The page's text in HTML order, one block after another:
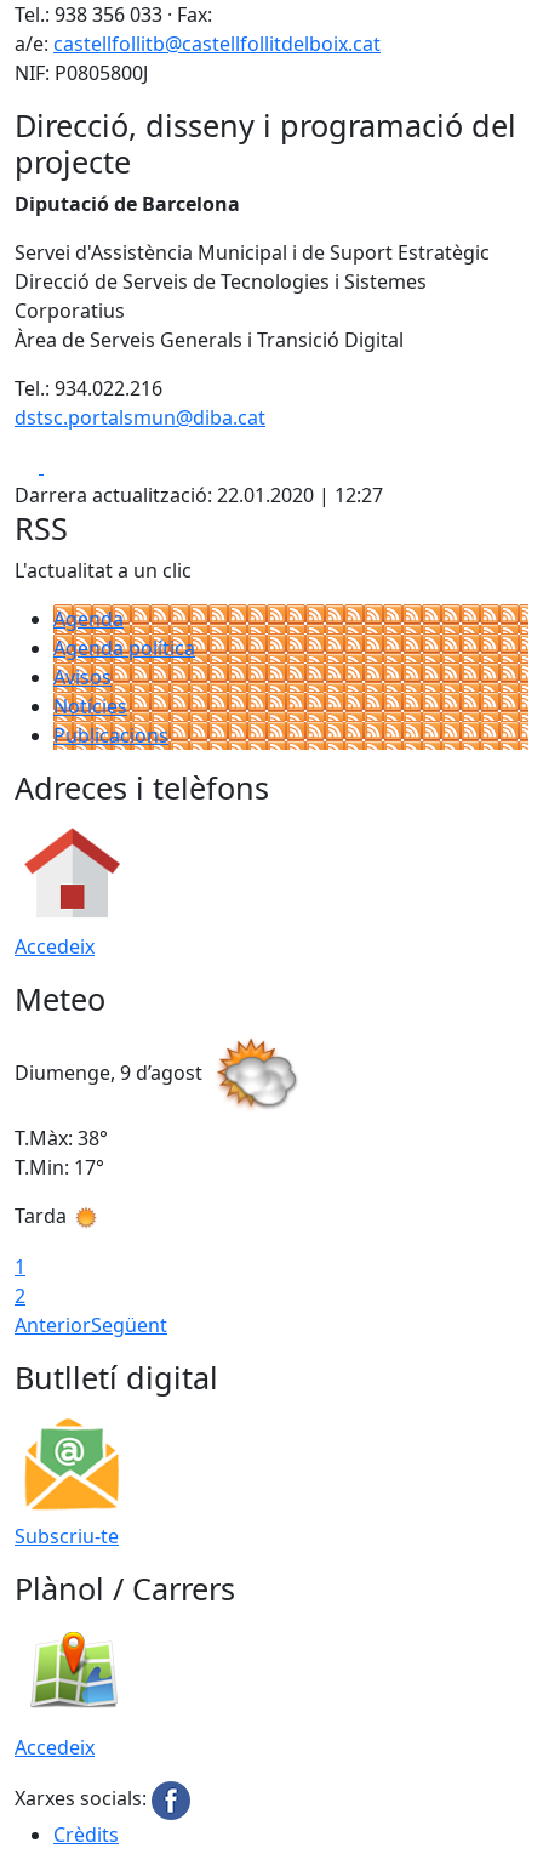
Tel.: 938 356 033 · Fax:
a/e: castellfollitb@castellfollitdelboix.cat
NIF: P0805800J
Direcció, disseny i programació del
projecte
Diputació de Barcelona
Servei d'Assistència Municipal i de Suport Estratègic
Direcció de Serveis de Tecnologies i Sistemes
Corporatius
Àrea de Serveis Generals i Transició Digital
Tel.: 934.022.216
dstsc.portalsmun@diba.cat
Darrera actualització: 22.01.2020 | 12:27
RSS
L'actualitat a un clic
Agenda
Agenda política
Avisos
Notícies
Publicacions
Adreces i telèfons
Accedeix
Meteo
Diumenge, 9 d’agost
T.Màx: 38°
T.Min: 17°
Tarda
1
2
AnteriorSegüent
Butlletí digital
Subscriu-te
Plànol / Carrers
Accedeix
Xarxes socials:
Crèdits